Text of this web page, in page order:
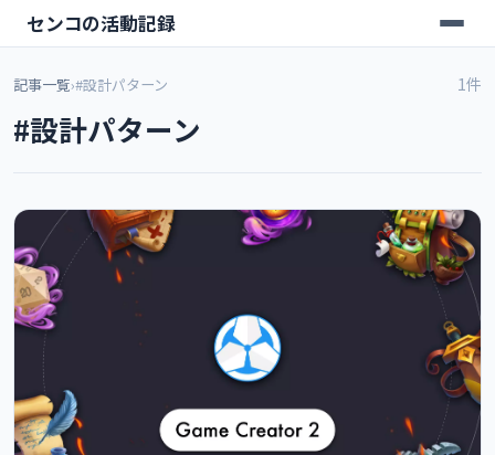
センコの活動記録
記事一覧›#設計パターン
#設計パターン
1件